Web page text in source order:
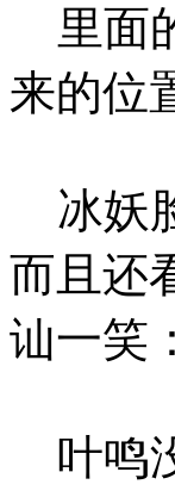
里面
来的位
冰妖
而且还
讪一笑
叶鸣